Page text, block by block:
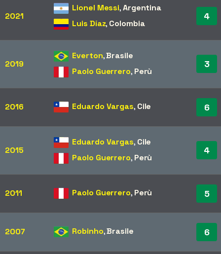
2021
Lionel Messi,Argentina
Luis Díaz, Colombia
4
2019
Everton,Brasile
Paolo Guerrero, Perù
3
2016 Eduardo Vargas, Cile 6
2015
Eduardo Vargas, Cile
Paolo Guerrero, Perù
4
2011 Paolo Guerrero, Perù 5
2007 Robinho,Brasile 6